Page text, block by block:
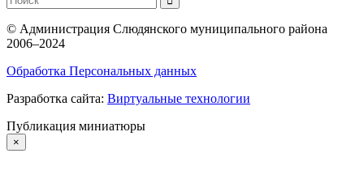
© Администрация Слюдянского муниципального района
2006–2024
Обработка Персональных данных
Разработка сайта: Виртуальные технологии
Публикация миниатюры
×